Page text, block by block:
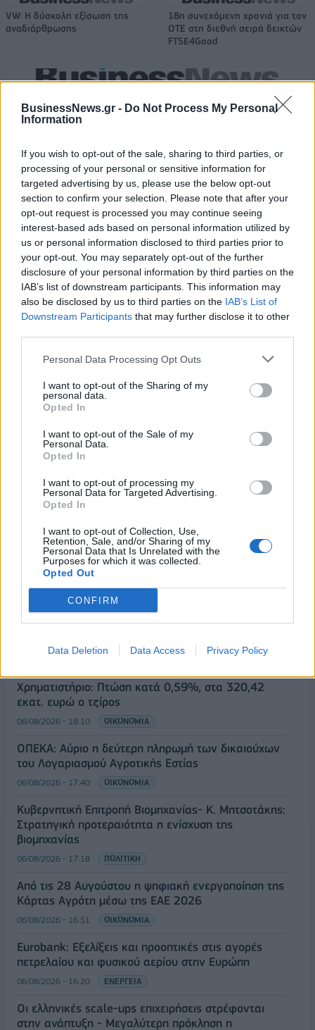
BusinessNews.gr - Do Not Process My Personal
Information
If you wish to opt-out of the sale, sharing to third parties, or
processing of your personal or sensitive information for
targeted advertising by us, please use the below opt-out
section to confirm your selection. Please note that after your
opt-out request is processed you may continue seeing
interest-based ads based on personal information utilized by
us or personal information disclosed to third parties prior to
your opt-out. You may separately opt-out of the further
disclosure of your personal information by third parties on the
IAB’s list of downstream participants. This information may
also be disclosed by us to third parties on the IAB’s List of
Downstream Participants that may further disclose it to other
Personal Data Processing Opt Outs
I want to opt-out of the Sharing of my
personal data.
Opted In
I want to opt-out of the Sale of my
Personal Data.
Opted In
I want to opt-out of processing my
Personal Data for Targeted Advertising.
Opted In
I want to opt-out of Collection, Use,
Retention, Sale, and/or Sharing of my
Personal Data that Is Unrelated with the
Purposes for which it was collected.
Opted Out
CONFIRM
Data Deletion Data Access Privacy Policy
VW: Η δύσκολη εξίσωση της
αναδιάρθρωσης
18η συνεχόμενη χρονιά για τον
ΟΤΕ στη διεθνή σειρά δεικτών
FTSE4Good
Alpha Bank: Για πρώτη φορά το Αρχαίο Θέατρο Επιδαύρου άνοιξε τις
πύλες του σε όλους
ESG Report 2025: Πώς η ΑΒ Βασιλόπουλος μετατρέπει τη
βιωσιμότητα σε καθημερινή πράξη
ΠΕΡΙΣΣΌΤΕΡΑ ΣΕ ΑΥΤΉ ΤΗΝ ΚΑΤΗΓΟΡΊΑ
Fortinet: Leader σε 3
κατηγορίες του Gartner
Magic Quadrant
27/03/2024 - 10:11
Στρατηγική συνεργασία
μεταξύ KALTEQ και
Johnson & Johnson
27/03/2024 - 10:34
ΡΟΗ ΕΙΔΗΣΕΩΝ
Χρηματιστήριο: Πτώση κατά 0,59%, στα 320,42
εκατ. ευρώ ο τζίρος
06/08/2026 - 18:10 ΟΙΚΟΝΟΜΙΑ
ΟΠΕΚΑ: Αύριο η δεύτερη πληρωμή των δικαιούχων
του Λογαριασμού Αγροτικής Εστίας
06/08/2026 - 17:40 ΟΙΚΟΝΟΜΙΑ
Κυβερνητική Επιτροπή Βιομηχανίας- Κ. Μητσοτάκης:
Στρατηγική προτεραιότητα η ενίσχυση της
βιομηχανίας
06/08/2026 - 17:18 ΠΟΛΙΤΙΚΗ
Από τις 28 Αυγούστου η ψηφιακή ενεργοποίηση της
Κάρτας Αγρότη μέσω της ΕΑΕ 2026
06/08/2026 - 16:51 ΟΙΚΟΝΟΜΙΑ
Eurobank: Εξελίξεις και προοπτικές στις αγορές
πετρελαίου και φυσικού αερίου στην Ευρώπη
06/08/2026 - 16:20 ΕΝΕΡΓΕΙΑ
Οι ελληνικές scale-ups επιχειρήσεις στρέφονται
στην ανάπτυξη - Μεγαλύτερη πρόκληση η